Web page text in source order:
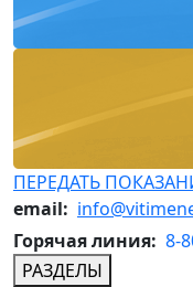
ПЕРЕДАТЬ
email:
Горячая линия: 8-
РАЗДЕЛЫ